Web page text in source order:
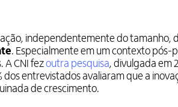
independentemente do tamanho,
. Especialmente em um contexto pós-
A CNI fezoutra pesquisa, divulgada em
entrevistados avaliaram que a
de crescimento.